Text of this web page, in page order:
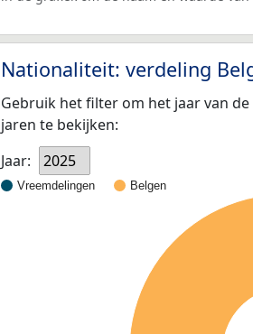
Nationaliteit: verdeling
Gebruik het filter om het jaar van
jaren te bekijken:
Jaar:
2025
Vreemdelingen Belgen